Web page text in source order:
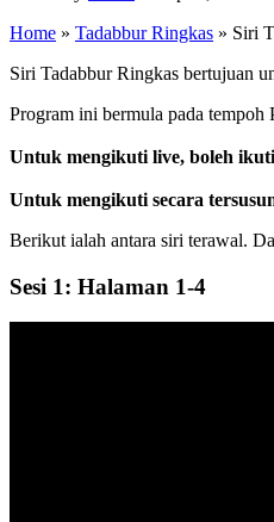
Home » Tadabbur Ringkas » Siri
Siri Tadabbur Ringkas bertujuan
Program ini bermula pada tempoh
Untuk mengikuti live, boleh
Untuk mengikuti secara
Berikut ialah antara siri terawal.
Sesi 1: Halaman 1-4